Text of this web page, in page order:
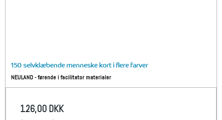
150 selvklæbende menneske kort i flere farver
NEULAND - førende i facilitator materialer
126,00 DKK